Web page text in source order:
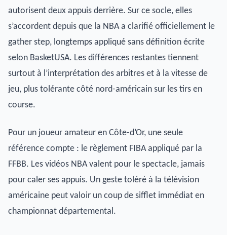
autorisent deux appuis derrière. Sur ce socle, elles
s’accordent depuis que la NBA a clarifié officiellement le
gather step, longtemps appliqué sans définition écrite
selon BasketUSA. Les différences restantes tiennent
surtout à l’interprétation des arbitres et à la vitesse de
jeu, plus tolérante côté nord-américain sur les tirs en
course.
Pour un joueur amateur en Côte-d’Or, une seule
référence compte : le règlement FIBA appliqué par la
FFBB. Les vidéos NBA valent pour le spectacle, jamais
pour caler ses appuis. Un geste toléré à la télévision
américaine peut valoir un coup de sifflet immédiat en
championnat départemental.